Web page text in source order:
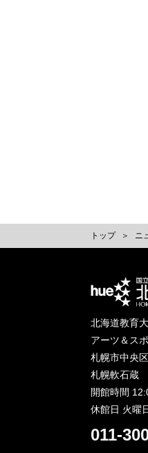
トップ ニ
北海道教育
アーツ＆ス
札幌市中央
札幌軟石蔵
開館時間
休館日 火曜
011-